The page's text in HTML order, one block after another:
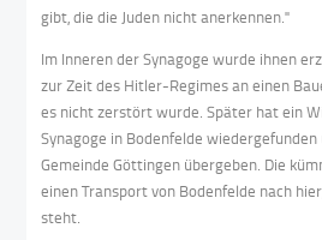
gibt, die die Juden nicht anerkennen."
Im Inneren der Synagoge wurde ihnen
zur Zeit des Hitler-Regimes an einen
es nicht zerstört wurde. Später hat ein
Synagoge in Bodenfelde wiedergefunden
Gemeinde Göttingen übergeben. Die
einen Transport von Bodenfelde nach
steht.